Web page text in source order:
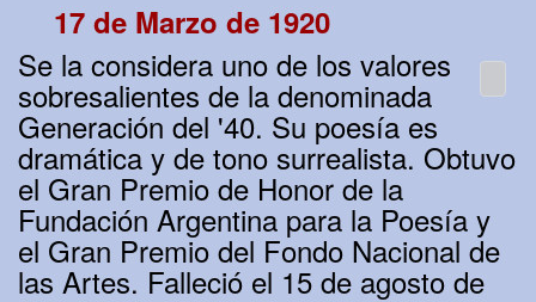
17 de Marzo de 1920
Se la considera uno de los valores
sobresalientes de la denominada
Generación del '40. Su poesía es
dramática y de tono surrealista. Obtuvo
el Gran Premio de Honor de la
Fundación Argentina para la Poesía y
el Gran Premio del Fondo Nacional de
las Artes. Falleció el 15 de agosto de